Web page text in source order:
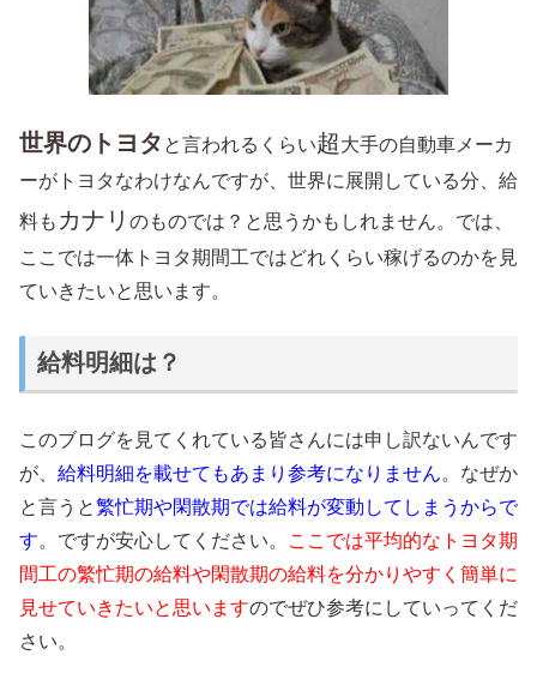
世界のトヨタ と言われるくらい超大手の自動車メーカ
ーがトヨタなわけなんですが、世界に展開している分、給
料も カナリ のものでは？と思うかもしれません。では、
ここでは一体トヨタ期間工ではどれくらい稼げるのかを見
ていきたいと思います。
給料明細は？
このブログを見てくれている皆さんには申し訳ないんです
が、 給料明細を載せてもあまり参考になりません。なぜか
と言うと繁忙期や閑散期では給料が変動してしまうからで
す。ですが安心してください。
ここでは平均的なトヨタ期
間工の繁忙期の給料や閑散期の給料を分かりやすく簡単に
見せていきたいと思いますのでぜひ参考にしていってくだ
さい。